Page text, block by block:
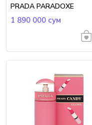
PRADA PARADOXE
1 890 000 сум